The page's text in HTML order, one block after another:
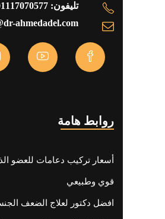
روابط هامة
أسعار تركيب دعامات للعضو
قوي وطبيعي
افضل دكتور لعلاج الضعف الجنسي
تليفون: 01117070577 - 01225137777
ahmedadel.com